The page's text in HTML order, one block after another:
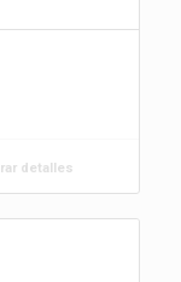
detalles